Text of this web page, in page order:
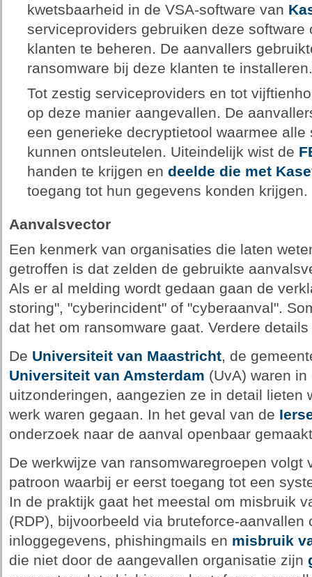
kwetsbaarheid in de VSA-software van
serviceproviders gebruiken deze software
klanten te beheren. De aanvallers
ransomware bij deze klanten te installeren.
Tot zestig serviceproviders en tot
op deze manier aangevallen. De
een generieke decryptietool waarmee
kunnen ontsleutelen. Uiteindelijk wist de
handen te krijgen en deelde die met
toegang tot hun gegevens konden krijgen.
Aanvalsvector
Een kenmerk van organisaties die laten
getroffen is dat zelden de gebruikte
Als er al melding wordt gedaan gaan de
storing", "cyberincident" of "cyberaanval".
dat het om ransomware gaat. Verdere
De Universiteit van Maastricht, de
Universiteit van Amsterdam (UvA) waren
uitzonderingen, aangezien ze in detail lieten
werk waren gegaan. In het geval van de
onderzoek naar de aanval openbaar
De werkwijze van ransomwaregroepen volgt
patroon waarbij er eerst toegang tot een
In de praktijk gaat het meestal om misbruik
(RDP), bijvoorbeeld via bruteforce-
inloggegevens, phishingmails en misbruik
die niet door de aangevallen organisatie zijn